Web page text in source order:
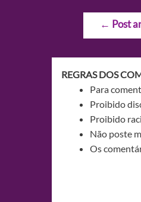
Navegação
← Post
REGRAS DOS
Para
Proibido
Proibido
Não poste
Os